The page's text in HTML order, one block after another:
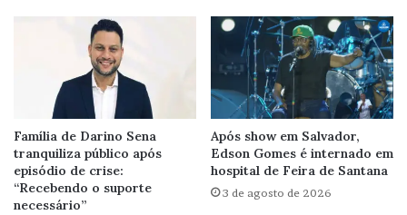
Família de Darino Sena
tranquiliza público após
episódio de crise:
“Recebendo o suporte
necessário”
Após show em Salvador,
Edson Gomes é internado em
hospital de Feira de Santana
3 de agosto de 2026